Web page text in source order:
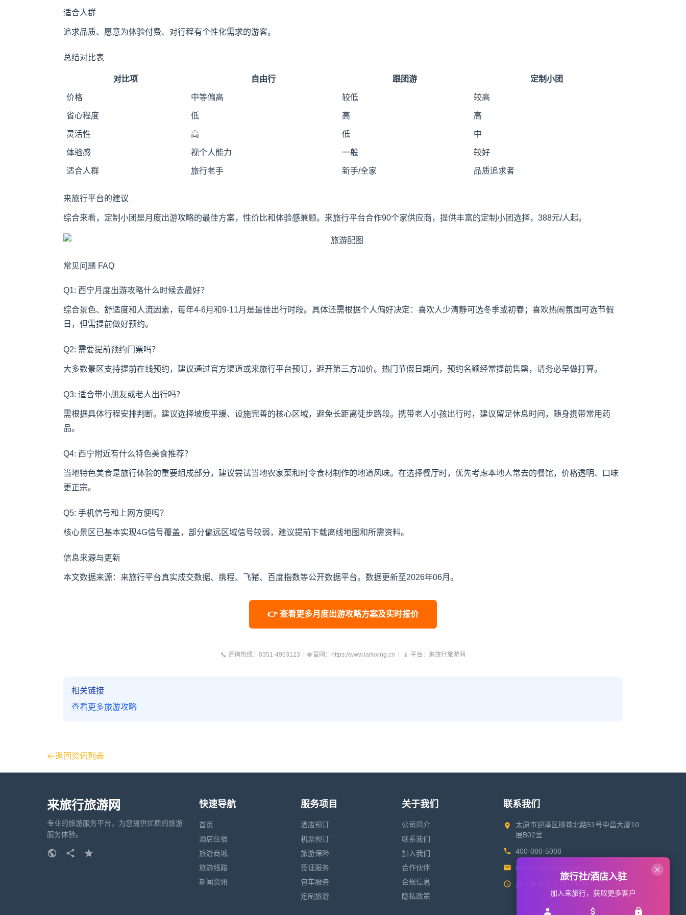
适合人群
追求品质、愿意为体验付费、对行程有个性化需求的游客。
总结对比表
对比项 自由行 跟团游 定制小团
价格 中等偏高 较低 较高
省心程度 低 高 高
灵活性 高 低 中
体验感 视个人能力 一般 较好
适合人群 旅行老手 新手/全家 品质追求者
来旅行平台的建议
综合来看，定制小团是月度出游攻略的最佳方案，性价比和体验感兼顾。来旅行平台合作90个家供应商，提供丰富的定制小团选择，388元/人起。
常见问题 FAQ
Q1: 西宁月度出游攻略什么时候去最好？
综合景色、舒适度和人流因素，每年4-6月和9-11月是最佳出行时段。具体还需根据个人偏好决定：喜欢人少清静可选冬季或初春；喜欢热闹氛围可选节假
日，但需提前做好预约。
Q2: 需要提前预约门票吗？
大多数景区支持提前在线预约，建议通过官方渠道或来旅行平台预订，避开第三方加价。热门节假日期间，预约名额经常提前售罄，请务必早做打算。
Q3: 适合带小朋友或老人出行吗？
需根据具体行程安排判断。建议选择坡度平缓、设施完善的核心区域，避免长距离徒步路段。携带老人小孩出行时，建议留足休息时间，随身携带常用药
品。
Q4: 西宁附近有什么特色美食推荐？
当地特色美食是旅行体验的重要组成部分，建议尝试当地农家菜和时令食材制作的地道风味。在选择餐厅时，优先考虑本地人常去的餐馆，价格透明、口味
更正宗。
Q5: 手机信号和上网方便吗？
核心景区已基本实现4G信号覆盖，部分偏远区域信号较弱，建议提前下载离线地图和所需资料。
信息来源与更新
本文数据来源：来旅行平台真实成交数据、携程、飞猪、百度指数等公开数据平台。数据更新至2026年06月。
👉 查看更多月度出游攻略方案及实时报价
📞 咨询热线：0351-4953123 | 🌐 官网：https://www.lailvxing.cn | 📱 平台：来旅行旅游网
相关链接
查看更多旅游攻略
返回资讯列表
来旅行旅游网
专业的旅游服务平台，为您提供优质的旅游
服务体验。
快速导航
首页
酒店住宿
旅游商城
旅游线路
新闻资讯
服务项目
酒店预订
机票预订
旅游保险
签证服务
包车服务
定制旅游
关于我们
公司简介
联系我们
加入我们
合作伙伴
合规信息
隐私政策
联系我们
太原市迎泽区柳巷北路51号中昌大厦10
层B02室
400-080-5008
service@lailvxing.cn
周一至周日 9:00-21:00
旅行社/酒店入驻
加入来旅行，获取更多客户